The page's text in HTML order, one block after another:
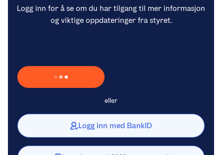
Logg inn for å se om du har tilgang til mer informasjon
og viktige oppdateringer fra styret.
Laster inn Vipps …
eller
Logg inn med BankID